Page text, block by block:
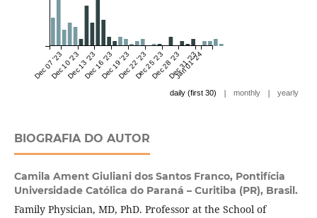
Dec 07 '23Dec 10 '23Dec 13 '23Dec 16 '23Dec 19 '23Dec 22 '23Dec 25 '23Dec 28 '23Dec 31 '23
Jan 01 '24
daily (first 30) | monthly | yearly
BIOGRAFIA DO AUTOR
Camila Ament Giuliani dos Santos Franco, Pontifícia
Universidade Católica do Paraná – Curitiba (PR), Brasil.
Family Physician, MD, PhD. Professor at the School of